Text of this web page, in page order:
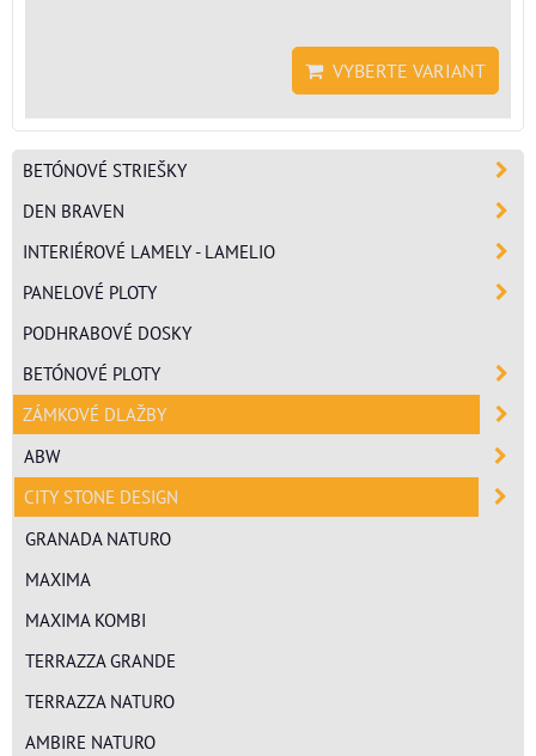
VYBERTE VARIANT
BETÓNOVÉ STRIEŠKY
DEN BRAVEN
INTERIÉROVÉ LAMELY - LAMELIO
PANELOVÉ PLOTY
PODHRABOVÉ DOSKY
BETÓNOVÉ PLOTY
ZÁMKOVÉ DLAŽBY
ABW
CITY STONE DESIGN
GRANADA NATURO
MAXIMA
MAXIMA KOMBI
TERRAZZA GRANDE
TERRAZZA NATURO
AMBIRE NATURO